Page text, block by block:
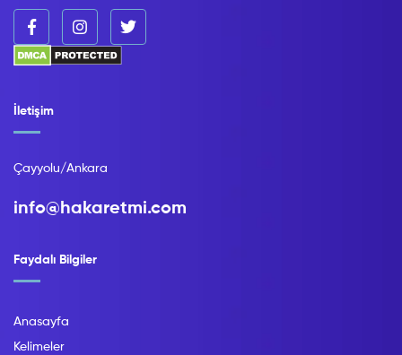
Faydalı Bilgiler
Anasayfa
Kelimeler
İletişim
Çayyolu/Ankara
info@hakaretmi.com